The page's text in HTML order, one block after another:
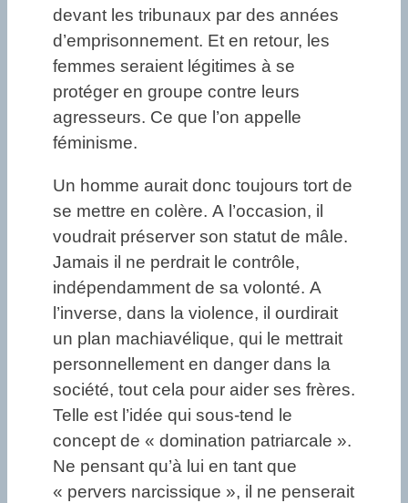
devant les tribunaux par des années
d’emprisonnement. Et en retour, les
femmes seraient légitimes à se
protéger en groupe contre leurs
agresseurs. Ce que l’on appelle
féminisme.
Un homme aurait donc toujours tort de
se mettre en colère. A l’occasion, il
voudrait préserver son statut de mâle.
Jamais il ne perdrait le contrôle,
indépendamment de sa volonté. A
l’inverse, dans la violence, il ourdirait
un plan machiavélique, qui le mettrait
personnellement en danger dans la
société, tout cela pour aider ses frères.
Telle est l’idée qui sous-tend le
concept de « domination patriarcale ».
Ne pensant qu’à lui en tant que
« pervers narcissique », il ne penserait